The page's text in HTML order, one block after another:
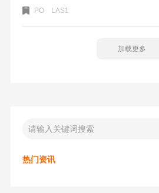
失效的，可能会被拒收。 目前纽酷海
较正常，5月13日开船，5月28日到
PO LAS1
加载更多
热门资讯